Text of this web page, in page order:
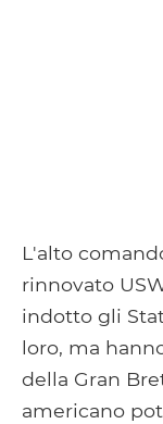
L'alto
rinnovato
indotto gli
loro, ma
della Gran
americano